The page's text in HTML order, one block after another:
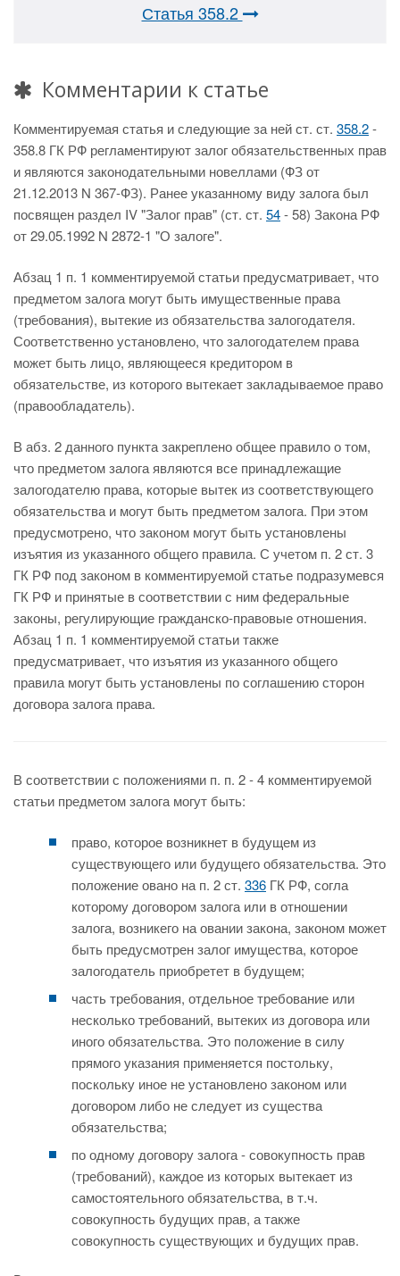
Статья 358.2
Комментарии к статье
Комментируемая статья и следующие за ней ст. ст. 358.2-
358.8 ГК РФ регламентируют залог обязательственных прав
и являются законодательными новеллами (ФЗ от
21.12.2013 N 367-ФЗ). Ранее указанному виду залога был
посвящен раздел IV "Залог прав" (ст. ст. 54- 58) Закона РФ
от 29.05.1992 N 2872-1 "О залоге".
Абзац 1 п. 1 комментируемой статьи предусматривает, что
предметом залога могут быть имущественные права
(требования), вытекие из обязательства залогодателя.
Соответственно установлено, что залогодателем права
может быть лицо, являющееся кредитором в
обязательстве, из которого вытекает закладываемое право
(правообладатель).
В абз. 2 данного пункта закреплено общее правило о том,
что предметом залога являются все принадлежащие
залогодателю права, которые вытек из соответствующего
обязательства и могут быть предметом залога. При этом
предусмотрено, что законом могут быть установлены
изъятия из указанного общего правила. С учетом п. 2 ст. 3
ГК РФ под законом в комментируемой статье подразумевся
ГК РФ и принятые в соответствии с ним федеральные
законы, регулирующие гражданско-правовые отношения.
Абзац 1 п. 1 комментируемой статьи также
предусматривает, что изъятия из указанного общего
правила могут быть установлены по соглашению сторон
договора залога права.
В соответствии с положениями п. п. 2 - 4 комментируемой
статьи предметом залога могут быть:
право, которое возникнет в будущем из
существующего или будущего обязательства. Это
положение овано на п. 2 ст. 336 ГК РФ, согла
которому договором залога или в отношении
залога, возникего на овании закона, законом может
быть предусмотрен залог имущества, которое
залогодатель приобретет в будущем;
часть требования, отдельное требование или
несколько требований, вытеких из договора или
иного обязательства. Это положение в силу
прямого указания применяется постольку,
поскольку иное не установлено законом или
договором либо не следует из существа
обязательства;
по одному договору залога - совокупность прав
(требований), каждое из которых вытекает из
самостоятельного обязательства, в т.ч.
совокупность будущих прав, а также
совокупность существующих и будущих прав.